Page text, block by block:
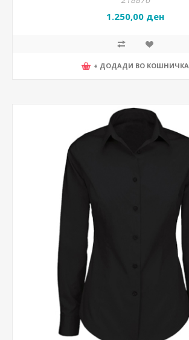
1.250,00 ден
+ ДОДАДИ ВО КОШНИЧКА